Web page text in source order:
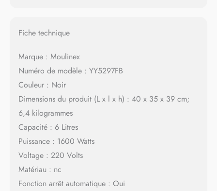
Fiche technique
Marque : Moulinex
Numéro de modèle : YY5297FB
Couleur : Noir
Dimensions du produit (L x l x h) : 40 x 35 x 39 cm;
6,4 kilogrammes
Capacité : 6 Litres
Puissance : 1600 Watts
Voltage : 220 Volts
Matériau : nc
Fonction arrêt automatique : Oui